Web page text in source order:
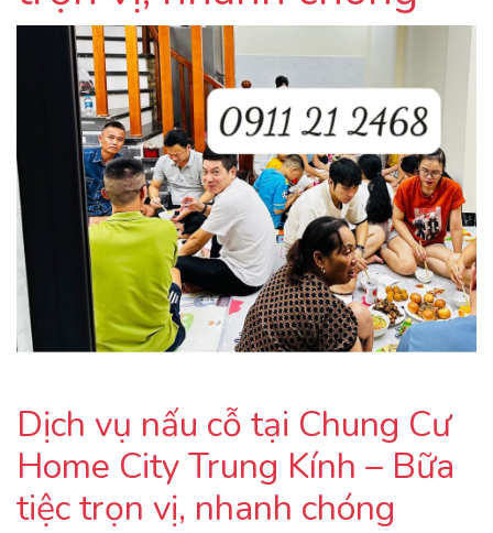
Dịch vụ nấu cỗ tại Chung Cư
Home City Trung Kính – Bữa
tiệc trọn vị, nhanh chóng